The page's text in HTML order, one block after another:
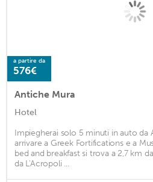
a partire da
576€
Antiche Mura
Hotel
Impiegherai solo 5 minuti in auto da
arrivare a Greek Fortifications e a
bed and breakfast si trova a 2,7 km
da L'Acropoli ...